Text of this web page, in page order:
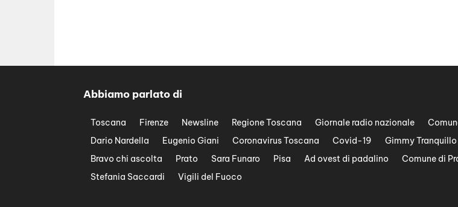
Abbiamo parlato di
Toscana Firenze Newsline Regione Toscana Giornale radio nazionale
Dario Nardella
Eugenio Giani Coronavirus Toscana Covid-19 Gimmy Tranquillo
Bravo chi ascolta
Prato Sara Funaro Pisa Ad ovest di padalino
Comune di
Stefania Saccardi
Vigili del Fuoco